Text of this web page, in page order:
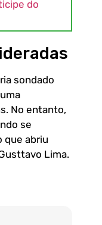
do
sondado
No entanto,
se
que abriu
Lima.